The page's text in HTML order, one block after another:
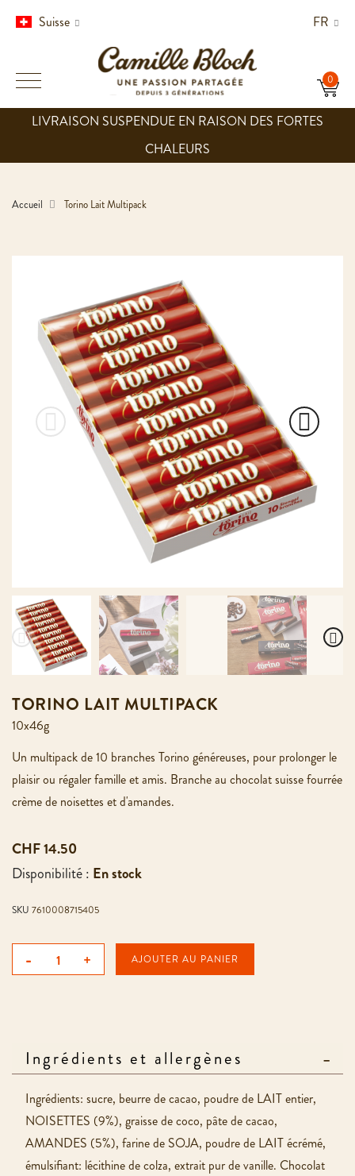
FR
Suisse
LIVRAISON SUSPENDUE EN RAISON DES FORTES
CHALEURS
Accueil Torino Lait Multipack
TORINO LAIT MULTIPACK
10x46g
Un multipack de 10 branches Torino généreuses, pour prolonger le
plaisir ou régaler famille et amis. Branche au chocolat suisse fourrée
crème de noisettes et d'amandes.
CHF 14.50
Disponibilité : En stock
SKU 7610008715405
- + AJOUTER AU PANIER
Ingrédients et allergènes
Ingrédients: sucre, beurre de cacao, poudre de LAIT entier,
NOISETTES (9%), graisse de coco, pâte de cacao,
AMANDES (5%), farine de SOJA, poudre de LAIT écrémé,
émulsifiant: lécithine de colza, extrait pur de vanille. Chocolat